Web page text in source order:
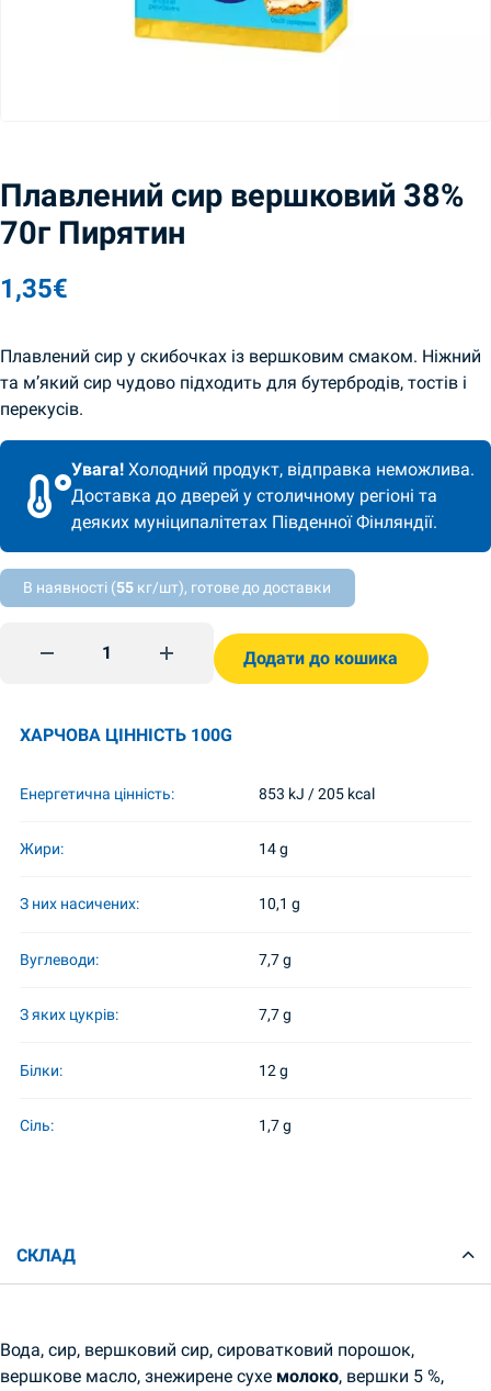
Плавлений сир вершковий 38%
70г Пирятин
1,35€
Плавлений сир у скибочках із вершковим смаком. Ніжний
та м’який сир чудово підходить для бутербродів, тостів і
перекусів.
Увага! Холодний продукт, відправка неможлива.
Доставка до дверей у столичному регіоні та
деяких муніципалітетах Південної Фінляндії.
В наявності (55 кг/шт), готове до доставки
Плавлений сир вершковий 38% 70г Пирятин quantity
Додати до кошика
ХАРЧОВА ЦІННІСТЬ 100G
Енергетична цінність: 853 kJ / 205 kcal
Жири: 14 g
З них насичених: 10,1 g
Вуглеводи: 7,7 g
З яких цукрів: 7,7 g
Білки: 12 g
Сіль: 1,7 g
СКЛАД
Вода, сир, вершковий сир, сироватковий порошок,
вершкове масло, знежирене сухе молоко, вершки 5 %,